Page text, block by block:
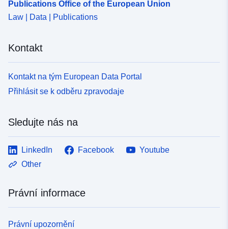
Publications Office of the European Union
Law | Data | Publications
Kontakt
Kontakt na tým European Data Portal
Přihlásit se k odběru zpravodaje
Sledujte nás na
LinkedIn Facebook
Youtube
Other
Právní informace
Právní upozornění